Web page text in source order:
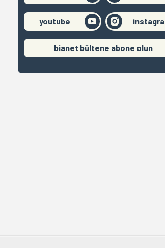
youtube
bianet bültene abone olun